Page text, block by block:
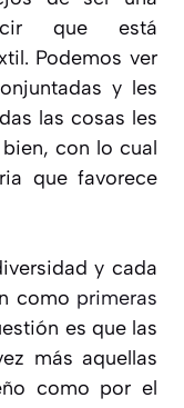
que está
Podemos ver
y les
las cosas les
con lo cual
que favorece
y cada
como primeras
es que las
más aquellas
como por el